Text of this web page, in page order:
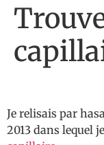
Je relisais par
2013 dans lequel